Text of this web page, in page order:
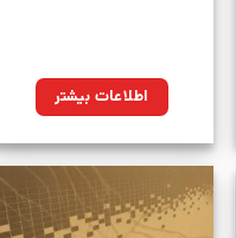
اطلاعات بیشتر